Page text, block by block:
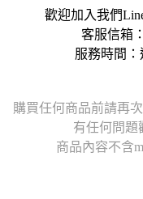
歡迎加入我們
客服信箱
服務時間：
購買任何商品前請再
有任何問題
商品內容不含